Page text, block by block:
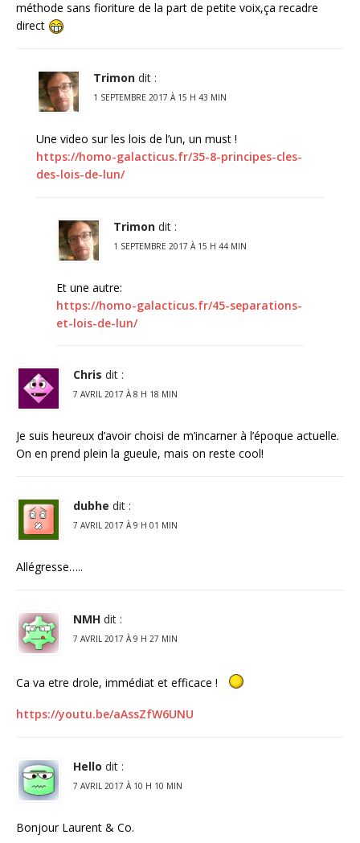
méthode sans fioriture de la part de petite voix,ça recadre
direct
Trimon dit :
1 SEPTEMBRE 2017 À 15 H 43 MIN
Une video sur les lois de l’un, un must !
https://homo-galacticus.fr/35-8-principes-cles-
des-lois-de-lun/
Trimon dit :
1 SEPTEMBRE 2017 À 15 H 44 MIN
Et une autre:
https://homo-galacticus.fr/45-separations-
et-lois-de-lun/
Chris dit :
7 AVRIL 2017 À 8 H 18 MIN
Je suis heureux d’avoir choisi de m’incarner à l’époque actuelle.
On en prend plein la gueule, mais on reste cool!
dubhe dit :
7 AVRIL 2017 À 9 H 01 MIN
Allégresse…..
NMH dit :
7 AVRIL 2017 À 9 H 27 MIN
Ca va etre drole, immédiat et efficace !
https://youtu.be/aAssZfW6UNU
Hello dit :
7 AVRIL 2017 À 10 H 10 MIN
Bonjour Laurent & Co.